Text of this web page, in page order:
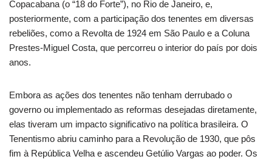
Copacabana (o “18 do Forte”), no Rio de Janeiro, e,
posteriormente, com a participação dos tenentes em diversas
rebeliões, como a Revolta de 1924 em São Paulo e a Coluna
Prestes-Miguel Costa, que percorreu o interior do país por dois
anos.
Embora as ações dos tenentes não tenham derrubado o
governo ou implementado as reformas desejadas diretamente,
elas tiveram um impacto significativo na política brasileira. O
Tenentismo abriu caminho para a Revolução de 1930, que pôs
fim à República Velha e ascendeu Getúlio Vargas ao poder. Os